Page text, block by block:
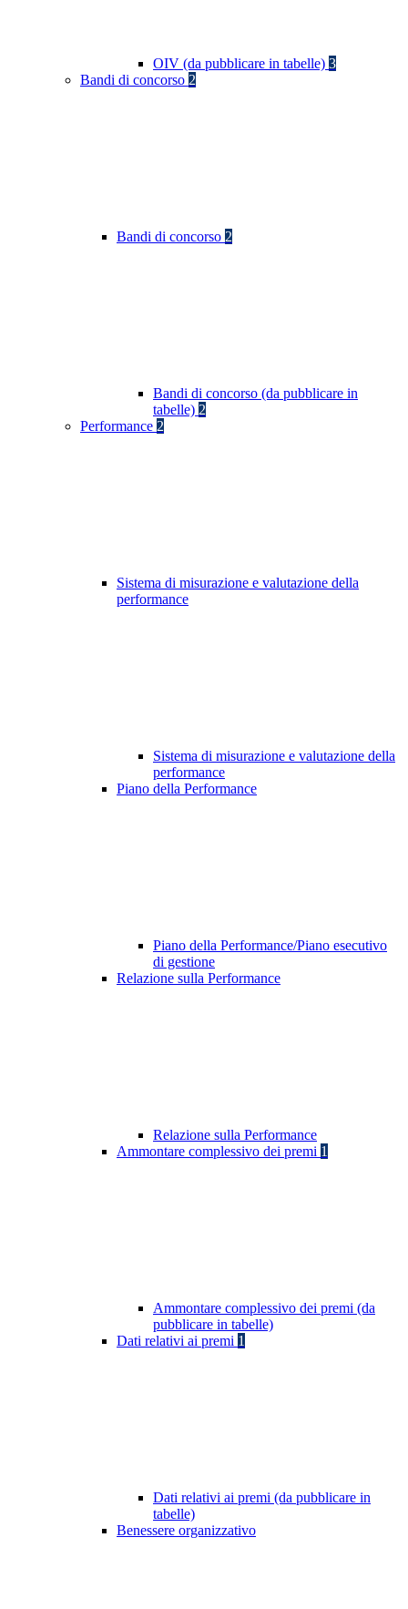
OIV (da pubblicare in tabelle) 3
Bandi di concorso 2
Bandi di concorso 2
Bandi di concorso (da pubblicare in
tabelle) 2
Performance 2
Sistema di misurazione e valutazione della
performance
Sistema di misurazione e valutazione della
performance
Piano della Performance
Piano della Performance/Piano esecutivo
di gestione
Relazione sulla Performance
Relazione sulla Performance
Ammontare complessivo dei premi 1
Ammontare complessivo dei premi (da
pubblicare in tabelle)
Dati relativi ai premi 1
Dati relativi ai premi (da pubblicare in
tabelle)
Benessere organizzativo